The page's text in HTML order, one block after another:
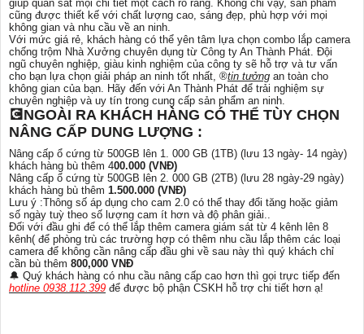
giúp quan sát mọi chi tiết một cách rõ ràng. Không chỉ vậy, sản phẩm
cũng được thiết kế với chất lượng cao, sáng đẹp, phù hợp với mọi
không gian và nhu cầu về an ninh.
Với mức giá rẻ, khách hàng có thể yên tâm lựa chọn combo lắp camera
chống trộm Nhà Xưởng chuyên dụng từ Công ty An Thành Phát. Đội
ngũ chuyên nghiệp, giàu kinh nghiệm của công ty sẽ hỗ trợ và tư vấn
cho bạn lựa chọn giải pháp an ninh tốt nhất, ®️tin tưởng an toàn cho
không gian của bạn. Hãy đến với An Thành Phát để trải nghiệm sự
chuyên nghiệp và uy tín trong cung cấp sản phẩm an ninh.
💽NGOÀI RA KHÁCH HÀNG CÓ THỂ TÙY CHỌN
NÂNG CẤP DUNG LƯỢNG :
Nâng cấp ổ cứng từ 500GB lên 1. 000 GB (1TB) (lưu 13 ngày- 14 ngày)
khách hàng bù thêm 400.000 (VNĐ)
Nâng cấp ổ cứng từ 500GB lên 2. 000 GB (2TB) (lưu 28 ngày-29 ngày)
khách hàng bù thêm 1.500.000 (VNĐ)
Lưu ý :Thông số áp dụng cho cam 2.0 có thể thay đổi tăng hoặc giảm
số ngày tuỳ theo số lượng cam ít hơn và độ phân giải..
Đối với đầu ghi để có thể lắp thêm camera giám sát từ 4 kênh lên 8
kênh( để phòng trù các trường hợp có thêm nhu cầu lắp thêm các loại
camera để không cần nâng cấp đầu ghi về sau này thì quý khách chỉ
cần bù thêm 800,000 VNĐ
🔔 Quý khách hàng có nhu cầu nâng cấp cao hơn thì gọi trực tiếp đến
hotline 0938.112.399 để được bộ phận CSKH hỗ trợ chi tiết hơn ạ!